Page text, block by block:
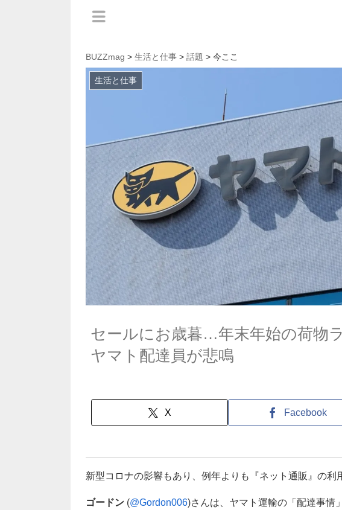
BUZZmag > 生活と仕事 > 話題 > 今ここ
生活と仕事
セールにお歳暮…年末年始の荷物
ヤマト配達員が悲鳴
X Facebook
新型コロナの影響もあり、例年よりも『ネット通販』の
ゴードン (@Gordon006)さんは、ヤマト運輸の「配達事情